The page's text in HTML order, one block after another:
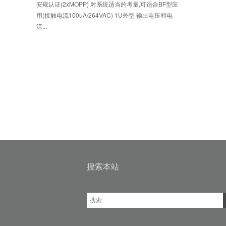
安规认证(2xMOPP) 对系统适当的考量,可适合BF型应
用(接触电流100uA/264VAC) 1U外型 输出电压和电
流...
搜索本站